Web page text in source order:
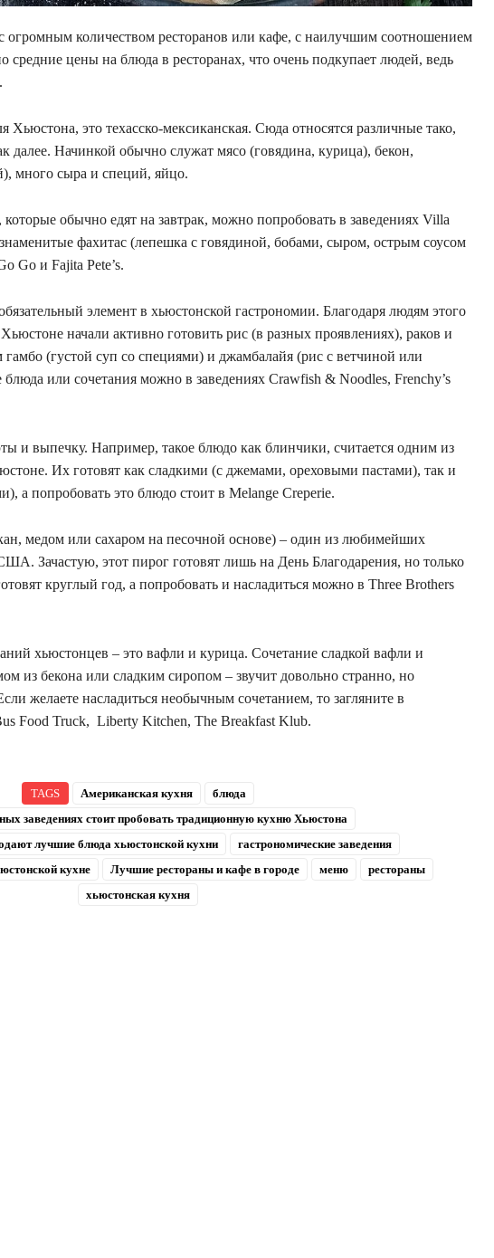
огромным количеством ресторанов или кафе, с наилучшим соотношением
средние цены на блюда в ресторанах, что очень подкупает людей, ведь
Хьюстона, это техасско-мексиканская. Сюда относятся различные тако,
далее. Начинкой обычно служат мясо (говядина, курица), бекон,
много сыра и специй, яйцо.
обычно едят на завтрак, можно попробовать в заведениях Villa
фахитас (лепешка с говядиной, бобами, сыром, острым соусом
Go и Fajita Pete’s.
элемент в хьюстонской гастрономии. Благодаря людям этого
начали активно готовить рис (в разных проявлениях), раков и
(густой суп со специями) и джамбалайя (рис с ветчиной или
или сочетания можно в заведениях Crawfish & Noodles, Frenchy’s
и выпечку. Например, такое блюдо как блинчики, считается одним из
Их готовят как сладкими (с джемами, ореховыми пастами), так и
а попробовать это блюдо стоит в Melange Creperie.
медом или сахаром на песочной основе) – один из любимейших
Зачастую, этот пирог готовят лишь на День Благодарения, но только
круглый год, а попробовать и насладиться можно в Three Brothers
хьюстонцев – это вафли и курица. Сочетание сладкой вафли и
из бекона или сладким сиропом – звучит довольно странно, но
желаете насладиться необычным сочетанием, то загляните в
Food Truck, Liberty Kitchen, The Breakfast Klub.
TAGS Американская кухня
блюда
заведениях стоит пробовать традиционную кухню Хьюстона
лучшие блюда хьюстонской кухни
гастрономические заведения
кухне
Лучшие рестораны и кафе в городе меню
рестораны
хьюстонская кухня